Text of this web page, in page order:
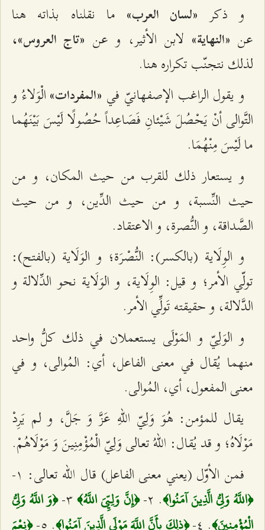
و ذكر «لسان العرب» ما نقلناه بذاته هنا
عن «النهاية» لابن الأثير، و عن «تاج العروس»،
لذلك نتجنّب تكراره هنا.
و يقول الراغب الإصفهانيّ في «المفردات»الْوَلاءُ و
التَّوالى أنْ يَحْصُلَ شَيْئانِ فَصَاعِداً حُصُولًا لَيْسَ بَيْنَهُما
ما لَيْسَ مِنْهُمَا.
و يستعار ذلك للقرب من حيث المكان، و من
حيث النِّسبة، و من‌ حيث الدِّين، و من حيث
الصَّداقة، و النُّصرة، و الاعتقاد.
و الوِلَاية (بالكسر): النُّصْرَة؛ و الوَلَاية (بالفتح):
تولّي الأمر؛ و قيل: الوِلَاية، و الوَلَاية نحو الدِّلالة و
الدَّلالة، و حقيقته تَولِّي الأمر.
و الوَلِيّ و المَوْلَى يستعملان في ذلك كلُّ واحد
منهما يُقال في معنى الفاعل، أي: المُوالى، و في
معنى المفعول، أي، المُوالى.
يقال للمؤمن: هُوَ وَلِيّ اللهِ عَزَّ وَ جَلَّ، و لم يَرِدْ
مَوْلَاهُ؛ و قد يُقال: اللهُ تعالى وَلِيّ الْمُؤْمِنِينَ وَ مَوْلَاهُمْ.
فمن الأوّل (يعني معنى الفاعل) قال الله تعالى: ۱-
﴿اللَّهُ وَلِيُّ الَّذِينَ آمَنُوا﴾. ٢- ﴿إِنَّ وَلِيِّيَ اللَّهُ﴾٣-
﴿وَ اللَّهُ وَلِيُّ
الْمُؤْمِنِينَ‌﴾. ٤- ﴿ذلِكَ بِأَنَّ اللَّهَ مَوْلَى الَّذِينَ آمَنُوا﴾. ٥-
﴿نِعْمَ